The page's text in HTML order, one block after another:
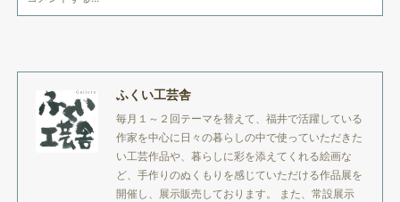
ふくい工芸舎
毎月１～２回テーマを替えて、福井で活躍している
作家を中心に日々の暮らしの中で使っていただきた
い工芸作品や、暮らしに彩を添えてくれる絵画な
ど、手作りのぬくもりを感じていただける作品展を
開催し、展示販売しております。 また、常設展示